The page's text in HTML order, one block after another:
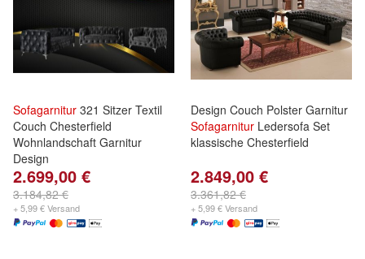
Sofagarnitur 321 Sitzer Textil
Couch Chesterfield
Wohnlandschaft Garnitur
Design
2.699,00 €
3.184,82 €
+ 5,99 € Versand
Design Couch Polster Garnitur
Sofagarnitur Ledersofa Set
klassische Chesterfield
2.849,00 €
3.361,82 €
+ 5,99 € Versand